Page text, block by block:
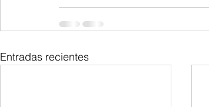
Entradas recientes